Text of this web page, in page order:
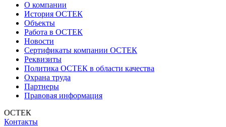
О компании
История ОСТЕК
Объекты
Работа в ОСТЕК
Новости
Сертификаты компании ОСТЕК
Реквизиты
Политика ОСТЕК в области качества
Охрана труда
Партнеры
Правовая информация
ОСТЕК
Контакты